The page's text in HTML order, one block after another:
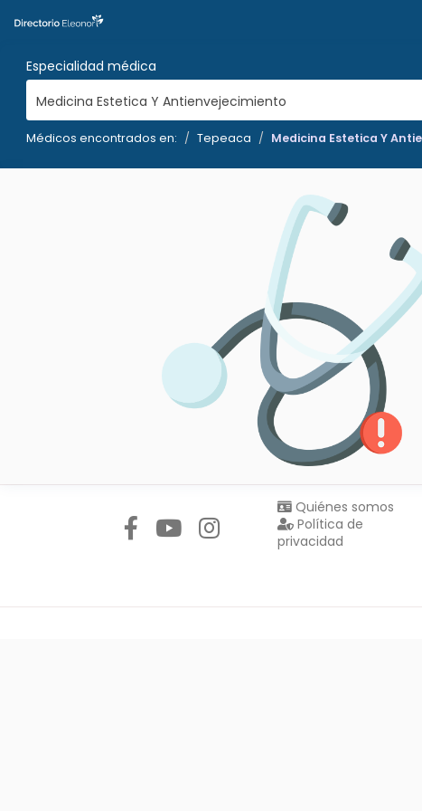
Especialidad médica
Medicina Estetica Y Antienvejecimiento
Médicos encontrados en: Tepeaca Medicina Estetica Y
Quiénes somos
Política de
privacidad